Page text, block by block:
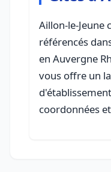
Aillon-le-Jeune
référencés
en Auvergne
vous offre un
coordonnées